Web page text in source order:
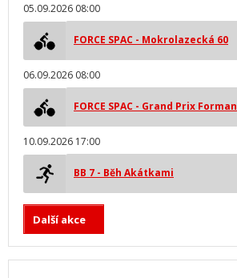
05.09.2026 08:00
FORCE SPAC - Mokrolazecká 60
06.09.2026 08:00
FORCE SPAC - Grand Prix Forman
10.09.2026 17:00
BB 7 - Běh Akátkami
Další akce